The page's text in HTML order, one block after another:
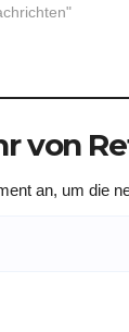
von
an, um die